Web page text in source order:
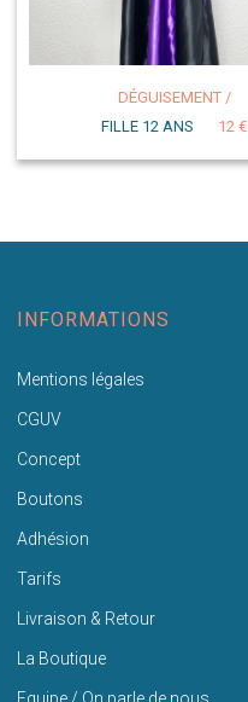
DÉGUISEMENT /
FILLE 12 ANS
12 €
INFORMATIONS
Mentions légales
CGUV
Concept
Boutons
Adhésion
Tarifs
Livraison & Retour
La Boutique